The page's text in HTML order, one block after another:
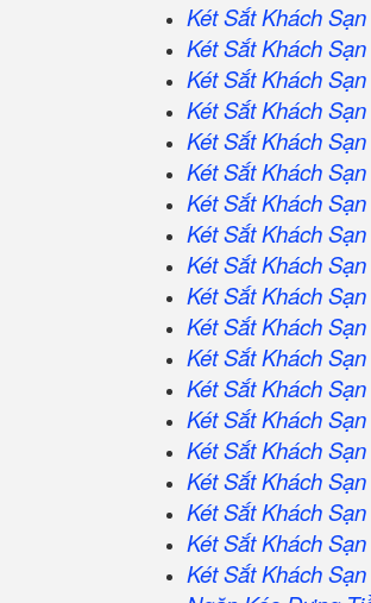
Két Sắt Khách
Két Sắt Khách
Két Sắt Khách
Két Sắt Khách
Két Sắt Khách
Két Sắt Khách
Két Sắt Khách
Két Sắt Khách
Két Sắt Khách
Két Sắt Khách
Két Sắt Khách
Két Sắt Khách
Két Sắt Khách
Két Sắt Khách
Két Sắt Khách
Két Sắt Khách
Két Sắt Khách
Két Sắt Khách
Két Sắt Khách